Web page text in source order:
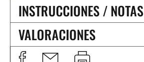
INSTRUCCIONES / NOTAS
VALORACIONES